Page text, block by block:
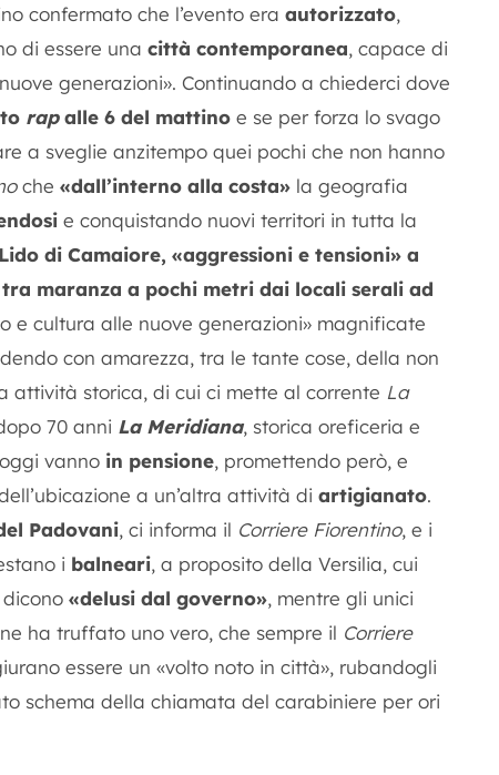
confermato che l’evento era autorizzato,
di essere una città contemporanea, capace di
generazioni». Continuando a chiederci dove
rapalle 6 del mattino e se per forza lo svago
a sveglie anzitempo quei pochi che non hanno
che «dall’interno alla costa» la geografia
e conquistando nuovi territori in tutta la
di Camaiore, «aggressioni e tensioni» a
maranza a pochi metri dai locali serali ad
e cultura alle nuove generazioni» magnificate
con amarezza, tra le tante cose, della non
attività storica, di cui ci mette al corrente La
70 anni La Meridiana, storica oreficeria e
vanno in pensione, promettendo però, e
a un’altra attività di artigianato.
Padovani, ci informa il Corriere Fiorentino, e i
i balneari, a proposito della Versilia, cui
«delusi dal governo», mentre gli unici
ha truffato uno vero, che sempre il Corriere
essere un «volto noto in città», rubandogli
schema della chiamata del carabiniere per ori